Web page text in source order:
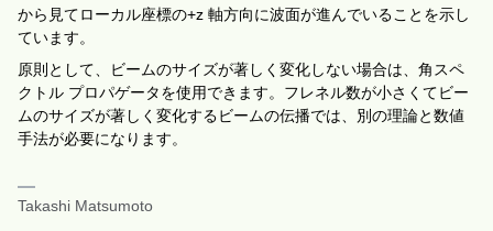
から見てローカル座標の+z 軸方向に波面が進んでいることを示し
ています。
原則として、ビームのサイズが著しく変化しない場合は、角スペ
クトル プロパゲータを使用できます。フレネル数が小さくてビー
ムのサイズが著しく変化するビームの伝播では、別の理論と数値
手法が必要になります。
Takashi Matsumoto